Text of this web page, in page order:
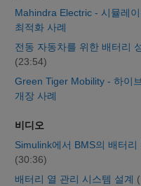
Mahindra Electric - 시뮬레
최적화 사례
전동 자동차를 위한 배터리
(23:54)
Green Tiger Mobility - 하이
개장 사례
비디오
Simulink에서 BMS의 배터
(30:36)
배터리 열 관리 시스템 설계